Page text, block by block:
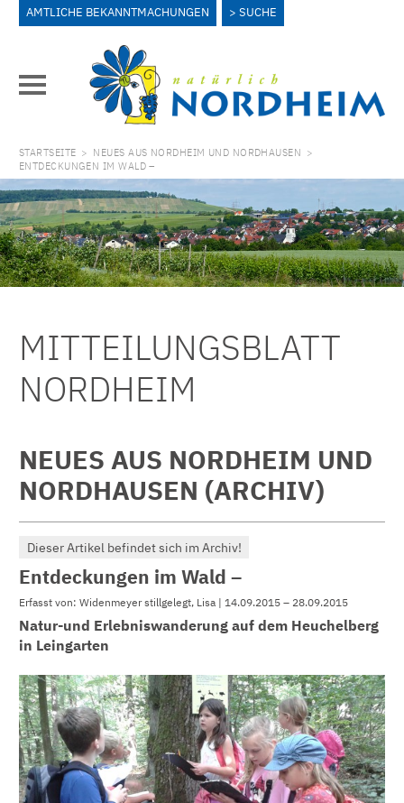
AMTLICHE BEKANNTMACHUNGEN SUCHE
STARTSEITE > NEUES AUS NORDHEIM UND NORDHAUSEN >
ENTDECKUNGEN IM WALD –
MITTEILUNGSBLATT
NORDHEIM
NEUES AUS NORDHEIM UND
NORDHAUSEN (ARCHIV)
Dieser Artikel befindet sich im Archiv!
Entdeckungen im Wald –
Erfasst von: Widenmeyer stillgelegt, Lisa | 14.09.2015 – 28.09.2015
Natur-und Erlebniswanderung auf dem Heuchelberg
in Leingarten